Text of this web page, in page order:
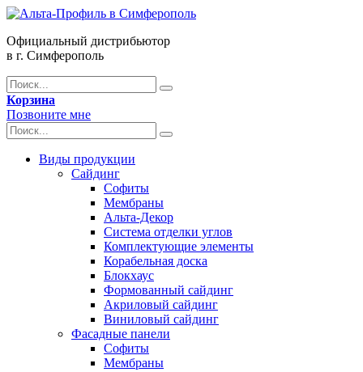
Официальный дистрибьютор
в г. Симферополь
Корзина
Позвоните мне
Виды продукции
Сайдинг
Софиты
Мембраны
Альта-Декор
Система отделки углов
Комплектующие элементы
Корабельная доска
Блокхаус
Формованный сайдинг
Акриловый сайдинг
Виниловый сайдинг
Фасадные панели
Софиты
Мембраны